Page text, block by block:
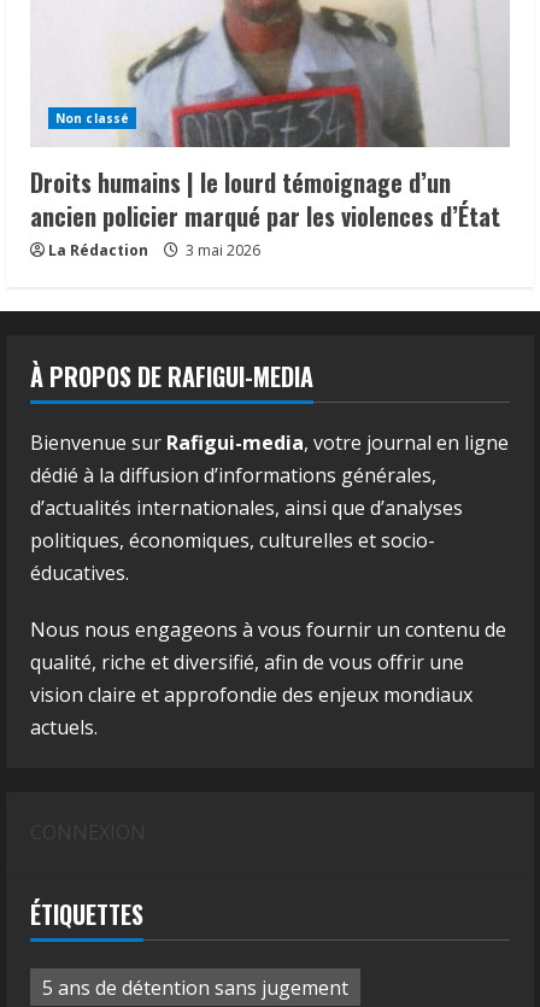
Non classé
Droits humains | le lourd témoignage d’un
ancien policier marqué par les violences d’État
La Rédaction 3 mai 2026
À PROPOS DE RAFIGUI-MEDIA
Bienvenue sur Rafigui-media, votre journal en ligne
dédié à la diffusion d’informations générales,
d’actualités internationales, ainsi que d’analyses
politiques, économiques, culturelles et socio-
éducatives.
Nous nous engageons à vous fournir un contenu de
qualité, riche et diversifié, afin de vous offrir une
vision claire et approfondie des enjeux mondiaux
actuels.
ÉTIQUETTES
5 ans de détention sans jugement